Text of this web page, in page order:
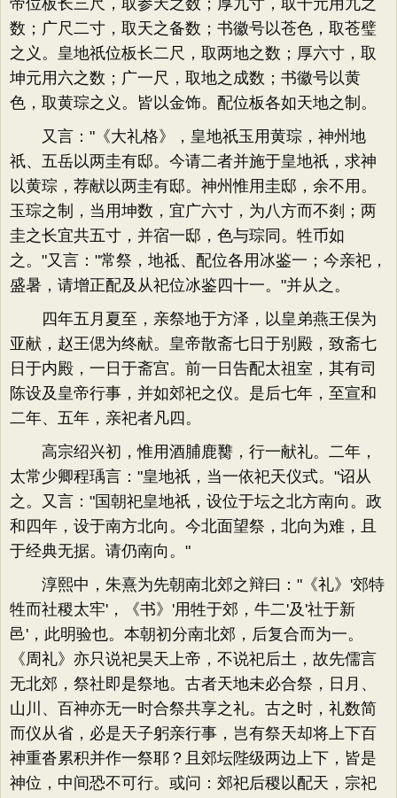
帝位板长三尺，取参天之数；厚九寸，取干元用九之
数；广尺二寸，取天之备数；书徽号以苍色，取苍璧
之义。皇地祇位板长二尺，取两地之数；厚六寸，取
坤元用六之数；广一尺，取地之成数；书徽号以黄
色，取黄琮之义。皆以金饰。配位板各如天地之制。
又言："《大礼格》，皇地祇玉用黄琮，神州地
祇、五岳以两圭有邸。今请二者并施于皇地祇，求神
以黄琮，荐献以两圭有邸。神州惟用圭邸，余不用。
玉琮之制，当用坤数，宜广六寸，为八方而不剡；两
圭之长宜共五寸，并宿一邸，色与琮同。牲币如
之。"又言："常祭，地祗、配位各用冰鉴一；今亲祀，
盛暑，请增正配及从祀位冰鉴四十一。"并从之。
四年五月夏至，亲祭地于方泽，以皇弟燕王俣为
亚献，赵王偲为终献。皇帝散斋七日于别殿，致斋七
日于内殿，一日于斋宫。前一日告配太祖室，其有司
陈设及皇帝行事，并如郊祀之仪。是后七年，至宣和
二年、五年，亲祀者凡四。
高宗绍兴初，惟用酒脯鹿臡，行一献礼。二年，
太常少卿程瑀言："皇地祇，当一依祀天仪式。"诏从
之。又言："国朝祀皇地祇，设位于坛之北方南向。政
和四年，设于南方北向。今北面望祭，北向为难，且
于经典无据。请仍南向。"
淳熙中，朱熹为先朝南北郊之辩曰："《礼》'郊特
牲而社稷太牢'，《书》'用牲于郊，牛二'及'社于新
邑'，此明验也。本朝初分南北郊，后复合而为一。
《周礼》亦只说祀昊天上帝，不说祀后土，故先儒言
无北郊，祭社即是祭地。古者天地未必合祭，日月、
山川、百神亦无一时合祭共享之礼。古之时，礼数简
而仪从省，必是天子躬亲行事，岂有祭天却将上下百
神重沓累积并作一祭耶？且郊坛陛级两边上下，皆是
神位，中间恐不可行。或问：郊祀后稷以配天，宗祀